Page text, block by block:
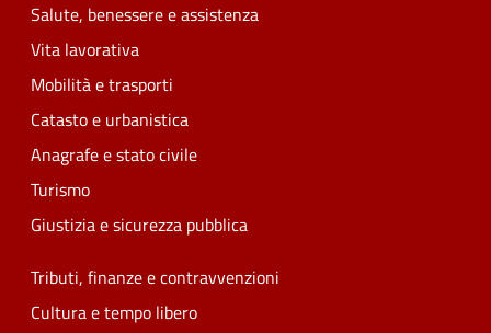
Salute, benessere e assistenza
Vita lavorativa
Mobilità e trasporti
Catasto e urbanistica
Anagrafe e stato civile
Turismo
Giustizia e sicurezza pubblica
Tributi, finanze e contravvenzioni
Cultura e tempo libero